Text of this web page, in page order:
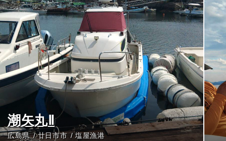
潮矢丸Ⅱ
広島県 廿日市市 塩屋漁港